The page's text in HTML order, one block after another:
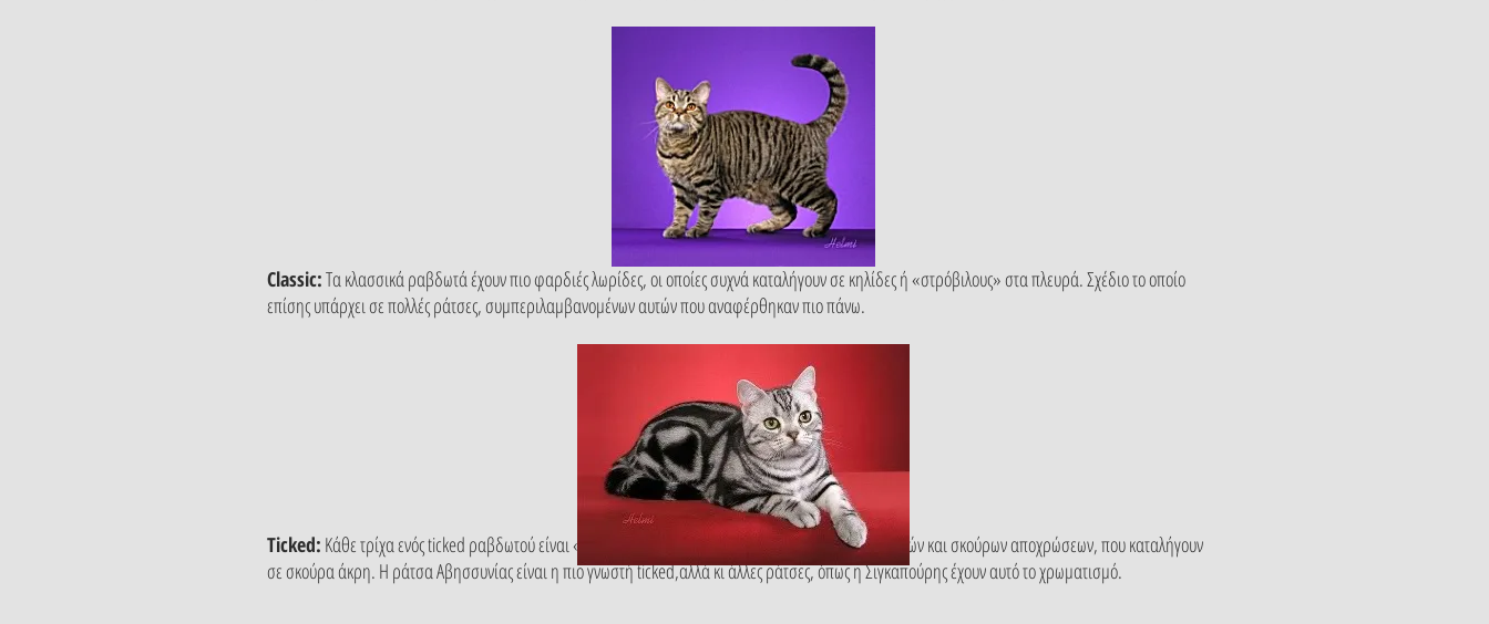
Classic:Τα κλασσικά ραβδωτά έχουν πιο φαρδιές λωρίδες, οι οποίες συχνά καταλήγουν σε κηλίδες ή «στρόβιλους» στα πλευρά. Σχέδιο το οποίο
επίσης υπάρχει σε πολλές ράτσες, συμπεριλαμβανομένων αυτών που αναφέρθηκαν πιο πάνω.
Ticked: Κάθε τρίχα ενός ticked ραβδωτού είναι «διακοσμημένη» με εναλλασσόμενους τόνους ανοιχτών και σκούρων αποχρώσεων, που καταλήγουν
σε σκούρα άκρη. Η ράτσα Αβησσυνίας είναι η πιο γνωστή ticked,αλλά κι άλλες ράτσες, όπως η Σιγκαπούρης έχουν αυτό το χρωματισμό.